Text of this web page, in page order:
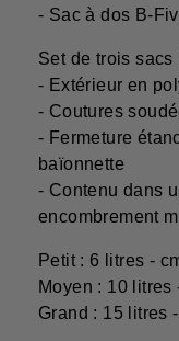
- Sac à dos B-
Set de trois
- Extérieur en
- Coutures
- Fermeture
baïonnette
- Contenu dans
encombrement
Petit : 6 litres -
Moyen : 10 litres
Grand : 15 litres